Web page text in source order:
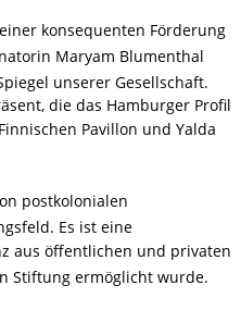
konsequenten Förderung
Maryam Blumenthal
unserer Gesellschaft.
die das Hamburger Profil
Pavillon und Yalda
postkolonialen
. Es ist eine
aus öffentlichen und privaten
Stiftung ermöglicht wurde.